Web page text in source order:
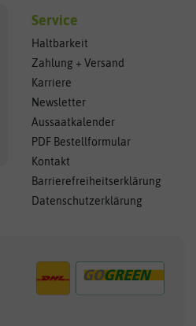
Service
Haltbarkeit
Zahlung + Versand
Karriere
Newsletter
Aussaatkalender
PDF Bestellformular
Kontakt
Barrierefreiheitserklärung
Datenschutzerklärung